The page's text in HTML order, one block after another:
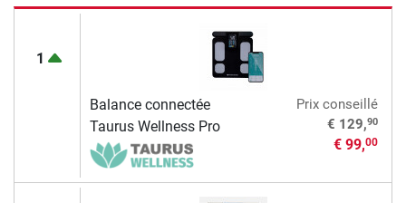
1
Balance connectée
Taurus Wellness Pro
Prix conseillé
€ 129,90
€ 99,00